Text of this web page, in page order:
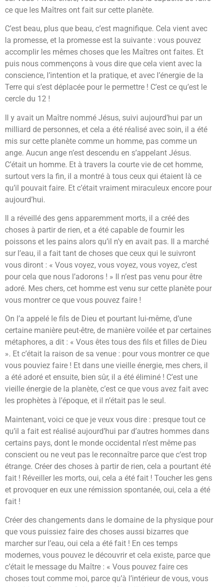
ce que les Maîtres ont fait sur cette planète.
C’est beau, plus que beau, c’est magnifique. Cela vient avec
la promesse, et la promesse est la suivante : vous pouvez
accomplir les mêmes choses que les Maîtres ont faites. Et
puis nous commençons à vous dire que cela vient avec la
conscience, l’intention et la pratique, et avec l’énergie de la
Terre qui s’est déplacée pour le permettre ! C’est ce qu’est le
cercle du 12 !
Il y avait un Maître nommé Jésus, suivi aujourd’hui par un
milliard de personnes, et cela a été réalisé avec soin, il a été
mis sur cette planète comme un homme, pas comme un
ange. Aucun ange n’est descendu en s’appelant Jésus.
C’était un homme. Et à travers la courte vie de cet homme,
surtout vers la fin, il a montré à tous ceux qui étaient là ce
qu’il pouvait faire. Et c’était vraiment miraculeux encore pour
aujourd’hui.
Il a réveillé des gens apparemment morts, il a créé des
choses à partir de rien, et a été capable de fournir les
poissons et les pains alors qu’il n’y en avait pas. Il a marché
sur l’eau, il a fait tant de choses que ceux qui le suivront
vous diront : « Vous voyez, vous voyez, vous voyez, c’est
pour cela que nous l’adorons ! » Il n’est pas venu pour être
adoré. Mes chers, cet homme est venu sur cette planète pour
vous montrer ce que vous pouvez faire !
On l’a appelé le fils de Dieu et pourtant lui-même, d’une
certaine manière peut-être, de manière voilée et par certaines
métaphores, a dit : « Vous êtes tous des fils et filles de Dieu
». Et c’était la raison de sa venue : pour vous montrer ce que
vous pouviez faire ! Et dans une vieille énergie, mes chers, il
a été adoré et ensuite, bien sûr, il a été éliminé ! C’est une
vieille énergie de la planète, c’est ce que vous avez fait avec
les prophètes à l’époque, et il n’était pas le seul.
Maintenant, voici ce que je veux vous dire : presque tout ce
qu’il a fait est réalisé aujourd’hui par d’autres hommes dans
certains pays, dont le monde occidental n’est même pas
conscient ou ne veut pas le reconnaître parce que c’est trop
étrange. Créer des choses à partir de rien, cela a pourtant été
fait ! Réveiller les morts, oui, cela a été fait ! Toucher les gens
et provoquer en eux une rémission spontanée, oui, cela a été
fait !
Créer des changements dans le domaine de la physique pour
que vous puissiez faire des choses aussi bizarres que
marcher sur l’eau, oui cela a été fait ! En ces temps
modernes, vous pouvez le découvrir et cela existe, parce que
c’était le message du Maître : « Vous pouvez faire ces
choses tout comme moi, parce qu’à l’intérieur de vous, vous